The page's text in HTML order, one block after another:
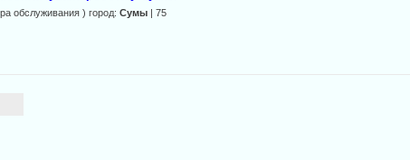
обслуживания ) город:Сумы | 75